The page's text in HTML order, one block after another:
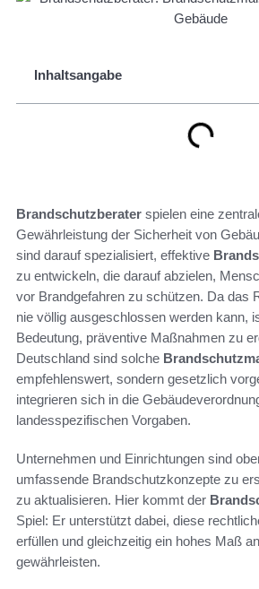
Inhaltsangabe
Brandschutzberater spielen eine
Gewährleistung der Sicherheit von
sind darauf spezialisiert, effektive
zu entwickeln, die darauf abzielen,
vor Brandgefahren zu schützen. Da das
nie völlig ausgeschlossen werden kann,
Bedeutung, präventive Maßnahmen zu
Deutschland sind solche
empfehlenswert, sondern gesetzlich
integrieren sich in die
landesspezifischen Vorgaben.
Unternehmen und Einrichtungen sind
umfassende Brandschutzkonzepte zu
zu aktualisieren. Hier kommt der
Spiel: Er unterstützt dabei, diese
erfüllen und gleichzeitig ein hohes Maß
gewährleisten.